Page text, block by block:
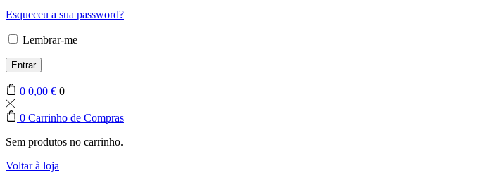
Esqueceu a sua password?
Lembrar-me
Entrar
0 0,00 € 0
0 Carrinho de Compras
Sem produtos no carrinho.
Voltar à loja